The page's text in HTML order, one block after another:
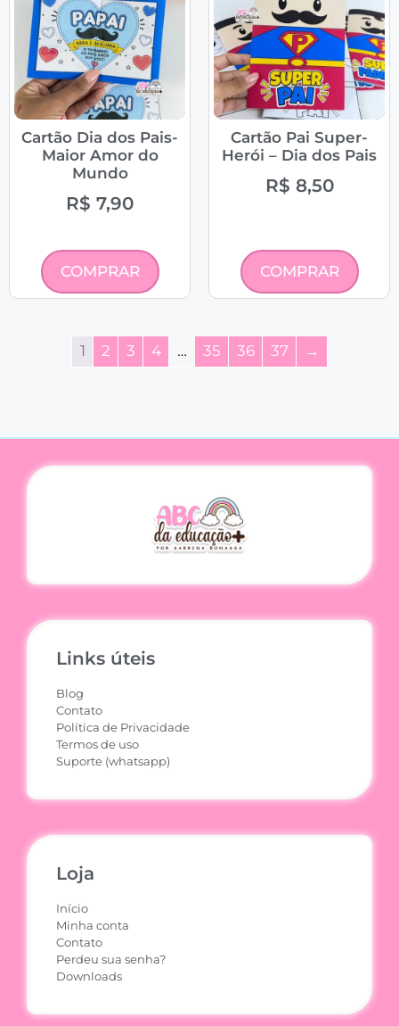
Cartão Dia dos Pais-
Maior Amor do
Mundo
R$ 7,90
COMPRAR
Cartão Pai Super-
Herói – Dia dos Pais
R$ 8,50
COMPRAR
1 2 3 4 … 35 36 37 →
Links úteis
Blog
Contato
Política de Privacidade
Termos de uso
Suporte (whatsapp)
Loja
Início
Minha conta
Contato
Perdeu sua senha?
Downloads